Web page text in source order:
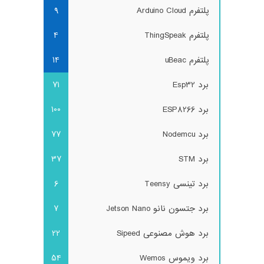
پلتفرم Arduino Cloud
9
پلتفرم ThingSpeak
4
پلتفرم uBeac
14
برد Esp32
71
برد ESP8266
100
برد Nodemcu
77
برد STM
37
برد تینسی Teensy
6
برد جتسون نانو Jetson Nano
7
برد هوش مصنوعی Sipeed
22
برد ویموس Wemos
54